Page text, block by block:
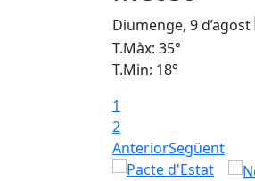
Diumenge, 9 d’agost
T.Màx: 35°
T.Min: 18°
1
2
AnteriorSegüent